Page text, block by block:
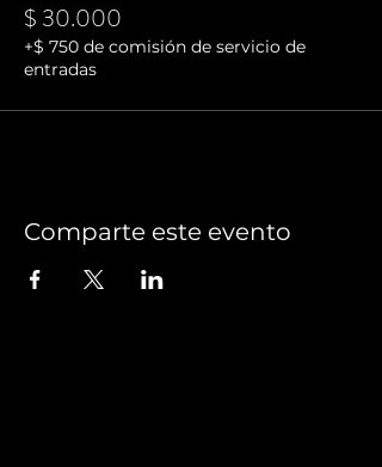
$ 30.000
+$ 750 de comisión de servicio de
entradas
Comparte este evento